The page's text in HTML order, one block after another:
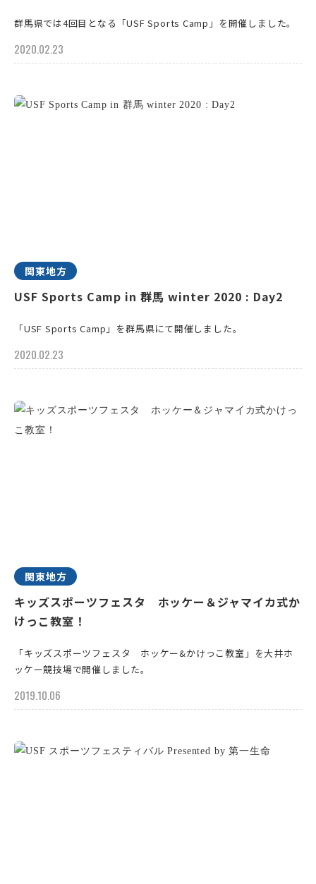
群馬県では4回目となる「USF Sports Camp」を開催しました。
2020.02.23
関東地方
USF Sports Camp in 群馬 winter 2020 : Day2
「USF Sports Camp」を群馬県にて開催しました。
2020.02.23
関東地方
キッズスポーツフェスタ ホッケー＆ジャマイカ式か
けっこ教室！
「キッズスポーツフェスタ ホッケー&かけっこ教室」を大井ホ
ッケー競技場で開催しました。
2019.10.06